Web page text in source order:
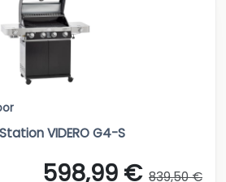
VIDERO G4-S
598,99 € 839,50 €